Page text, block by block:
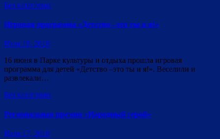
Без категории
Игровая программа «Детство –это ты и я!»
Июн 19, 2018
16 июня в Парке культуры и отдыха прошла игровая
программа для детей «Детство –это ты и я!». Веселили и
развлекали…
Без категории
Региональная премия «Народный герой»
Июн 17, 2018